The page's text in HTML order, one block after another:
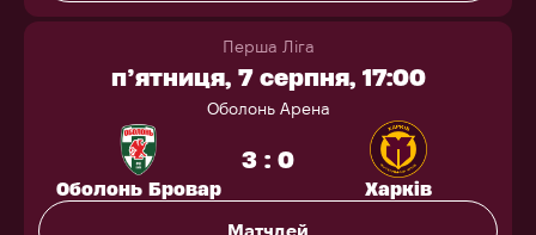
Перша Ліга
п’ятниця, 7 серпня, 17:00
Оболонь Арена
Оболонь Бровар
3 : 0
Харків
Матчдей